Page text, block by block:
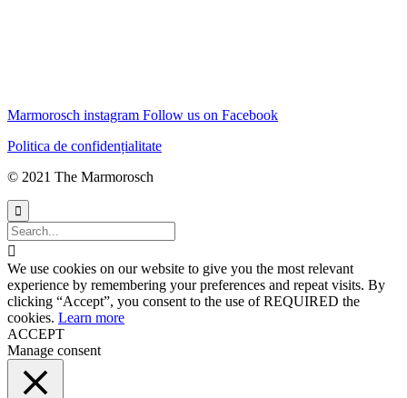
Marmorosch instagram Follow us on Facebook
Politica de confidențialitate
© 2021 The Marmorosch


We use cookies on our website to give you the most relevant
experience by remembering your preferences and repeat visits. By
clicking “Accept”, you consent to the use of REQUIRED the
cookies. Learn more
ACCEPT
Manage consent